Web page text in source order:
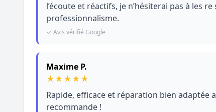
l’écoute et réactifs, je n’hésiterai pas à les
professionnalisme.
✓ Avis vérifié Google
Maxime P.
★★★★★
Rapide, efficace et réparation bien
recommande !